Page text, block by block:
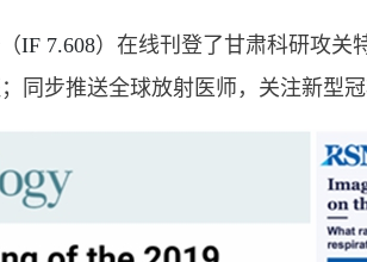
（IF 7.608）在线刊登了甘肃科研攻
同步推送全球放射医师，关注新型